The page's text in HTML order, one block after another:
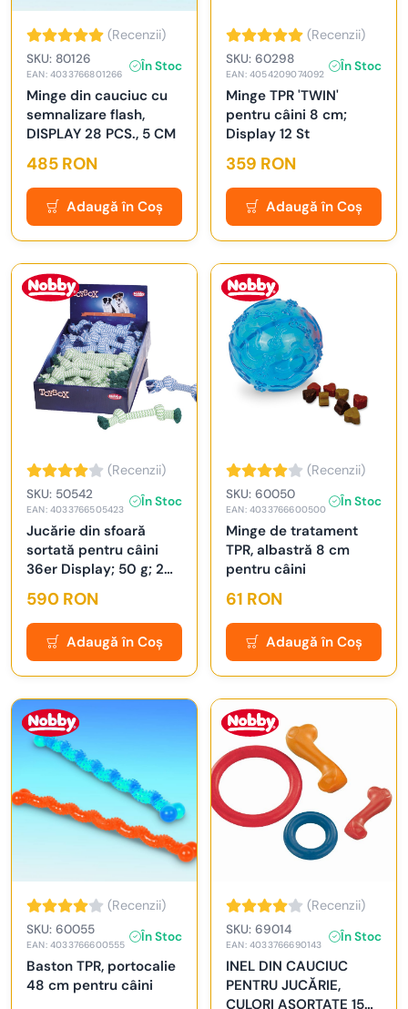
(Recenzii)
SKU: 80126
EAN: 4033766801266
În Stoc
Minge din cauciuc cu
semnalizare flash,
DISPLAY 28 PCS., 5 CM
485 RON
Adaugă în Coș
(Recenzii)
SKU: 60298
EAN: 4054209074092
În Stoc
Minge TPR 'TWIN'
pentru câini 8 cm;
Display 12 St
359 RON
Adaugă în Coș
(Recenzii)
SKU: 50542
EAN: 4033766505423
În Stoc
Jucărie din sfoară
sortată pentru câini
36er Display; 50 g; 2
noduri
590 RON
Adaugă în Coș
(Recenzii)
SKU: 60050
EAN: 4033766600500
În Stoc
Minge de tratament
TPR, albastră 8 cm
pentru câini
61 RON
Adaugă în Coș
(Recenzii)
SKU: 60055
EAN: 4033766600555
În Stoc
Baston TPR, portocalie
48 cm pentru câini
(Recenzii)
SKU: 69014
EAN: 4033766690143
În Stoc
INEL DIN CAUCIUC
PENTRU JUCĂRIE,
CULORI ASORTATE 15